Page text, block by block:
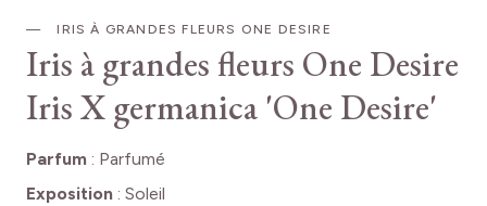
IRIS À GRANDES FLEURS ONE DESIRE
Iris à grandes fleurs One Desire
Iris X germanica 'One Desire'
Parfum : Parfumé
Exposition : Soleil